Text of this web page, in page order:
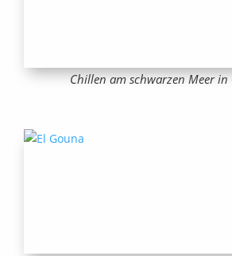
Chillen am schwarzen Meer in